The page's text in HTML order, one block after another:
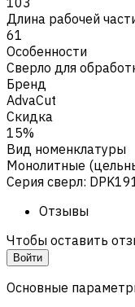
Длина рабочей
61
Особенности
Сверло для
Бренд
AdvaCut
Скидка
15%
Вид номенклатуры
Монолитные
Серия сверл:
Отзывы
Чтобы оставить
Войти
Основные